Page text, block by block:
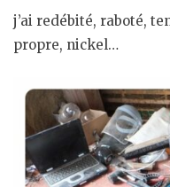
j’ai redébité, raboté,
propre, nickel…